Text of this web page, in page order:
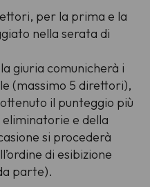
per la prima e la
nella serata di
giuria comunicherà i
(massimo 5 direttori),
il punteggio più
e della
si procederà
di esibizione
parte).